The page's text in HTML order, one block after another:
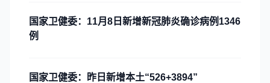
本。
国家卫健委：11月8日新增新冠肺炎确诊病例1346
例
国家卫健委：昨日新增本土“526+3894”